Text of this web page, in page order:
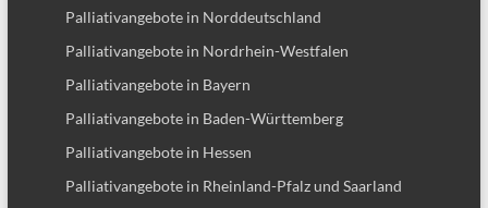
Palliativangebote in Norddeutschland
Palliativangebote in Nordrhein-Westfalen
Palliativangebote in Bayern
Palliativangebote in Baden-Württemberg
Palliativangebote in Hessen
Palliativangebote in Rheinland-Pfalz und Saarland